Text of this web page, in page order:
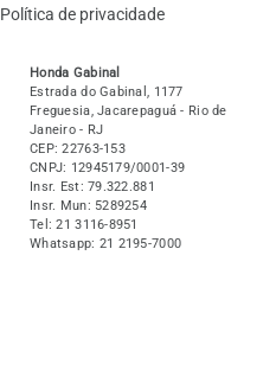
Política de privacidade
Honda Gabinal
Estrada do Gabinal, 1177
Freguesia, Jacarepaguá - Rio de
Janeiro- RJ
CEP: 22763-153
CNPJ: 12945179/0001-39
Insr. Est: 79.322.881
Insr. Mun: 5289254
Tel: 21 3116-8951
Whatsapp: 21 2195-7000